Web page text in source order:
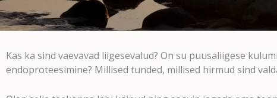
Kas ka sind vaevavad liigesevalud? On su puusaliigese
endoproteesimine? Millised tunded, millised hirmud sind